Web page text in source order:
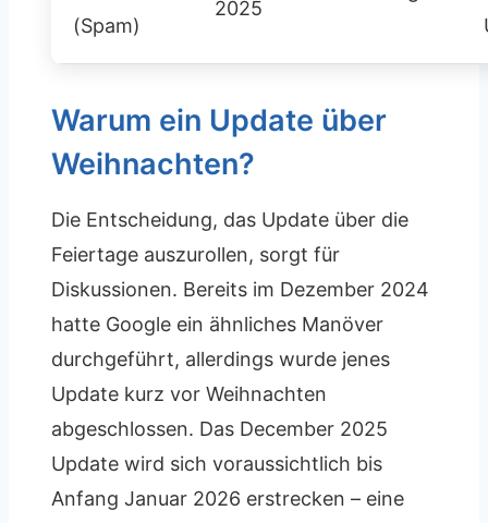
(Spam)
2025
Warum ein Update über
Weihnachten?
Die Entscheidung, das Update über die
Feiertage auszurollen, sorgt für
Diskussionen. Bereits im Dezember 2024
hatte Google ein ähnliches Manöver
durchgeführt, allerdings wurde jenes
Update kurz vor Weihnachten
abgeschlossen. Das December 2025
Update wird sich voraussichtlich bis
Anfang Januar 2026 erstrecken – eine